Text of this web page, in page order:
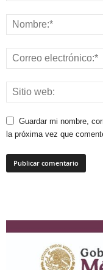
Guardar mi nombre,
la próxima vez que